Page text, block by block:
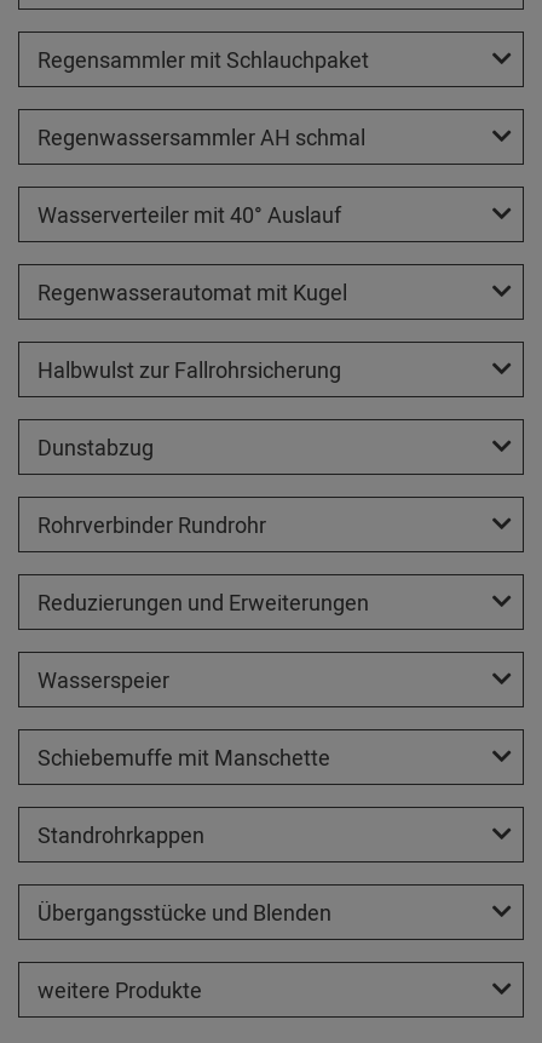
Regensammler mit Schlauchpaket
Regenwassersammler AH schmal
Wasserverteiler mit 40° Auslauf
Regenwasserautomat mit Kugel
Halbwulst zur Fallrohrsicherung
Dunstabzug
Rohrverbinder Rundrohr
Reduzierungen und Erweiterungen
Wasserspeier
Schiebemuffe mit Manschette
Standrohrkappen
Übergangsstücke und Blenden
weitere Produkte